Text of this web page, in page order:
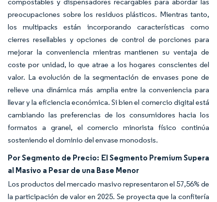
preocupaciones sobre los residuos plásticos. Mientras tanto,
los multipacks están incorporando características como
cierres resellables y opciones de control de porciones para
mejorar la conveniencia mientras mantienen su ventaja de
coste por unidad, lo que atrae a los hogares conscientes del
valor. La evolución de la segmentación de envases pone de
relieve una dinámica más amplia entre la conveniencia para
llevar y la eficiencia económica. Si bien el comercio digital está
cambiando las preferencias de los consumidores hacia los
formatos a granel, el comercio minorista físico continúa
sosteniendo el dominio del envase monodosis.
Por Segmento de Precio: El Segmento Premium Supera
al Masivo a Pesar de una Base Menor
Los productos del mercado masivo representaron el 57,56% de
la participación de valor en 2025. Se proyecta que la confitería